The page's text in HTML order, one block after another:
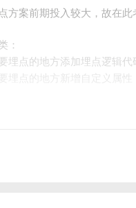
方案前期投入较大，故在此
：
埋点的地方添加埋点逻辑
埋点的地方新增自定义属